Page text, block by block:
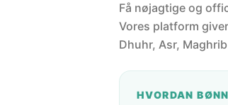
Få nøjagtige og
Vores platform
Dhuhr, Asr,
HVORDAN